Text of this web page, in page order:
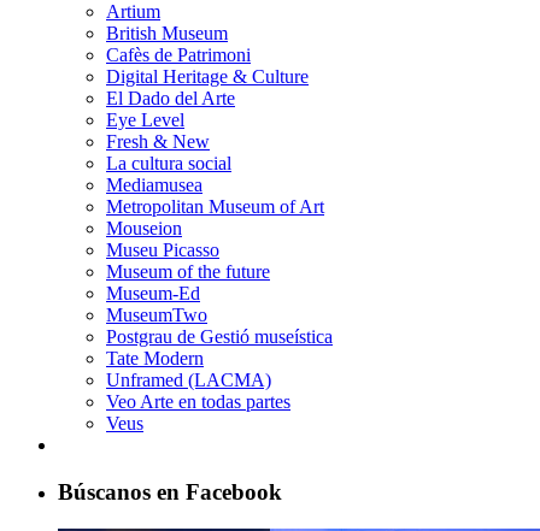
Artium
British Museum
Cafès de Patrimoni
Digital Heritage & Culture
El Dado del Arte
Eye Level
Fresh & New
La cultura social
Mediamusea
Metropolitan Museum of Art
Mouseion
Museu Picasso
Museum of the future
Museum-Ed
MuseumTwo
Postgrau de Gestió museística
Tate Modern
Unframed (LACMA)
Veo Arte en todas partes
Veus
Búscanos en Facebook